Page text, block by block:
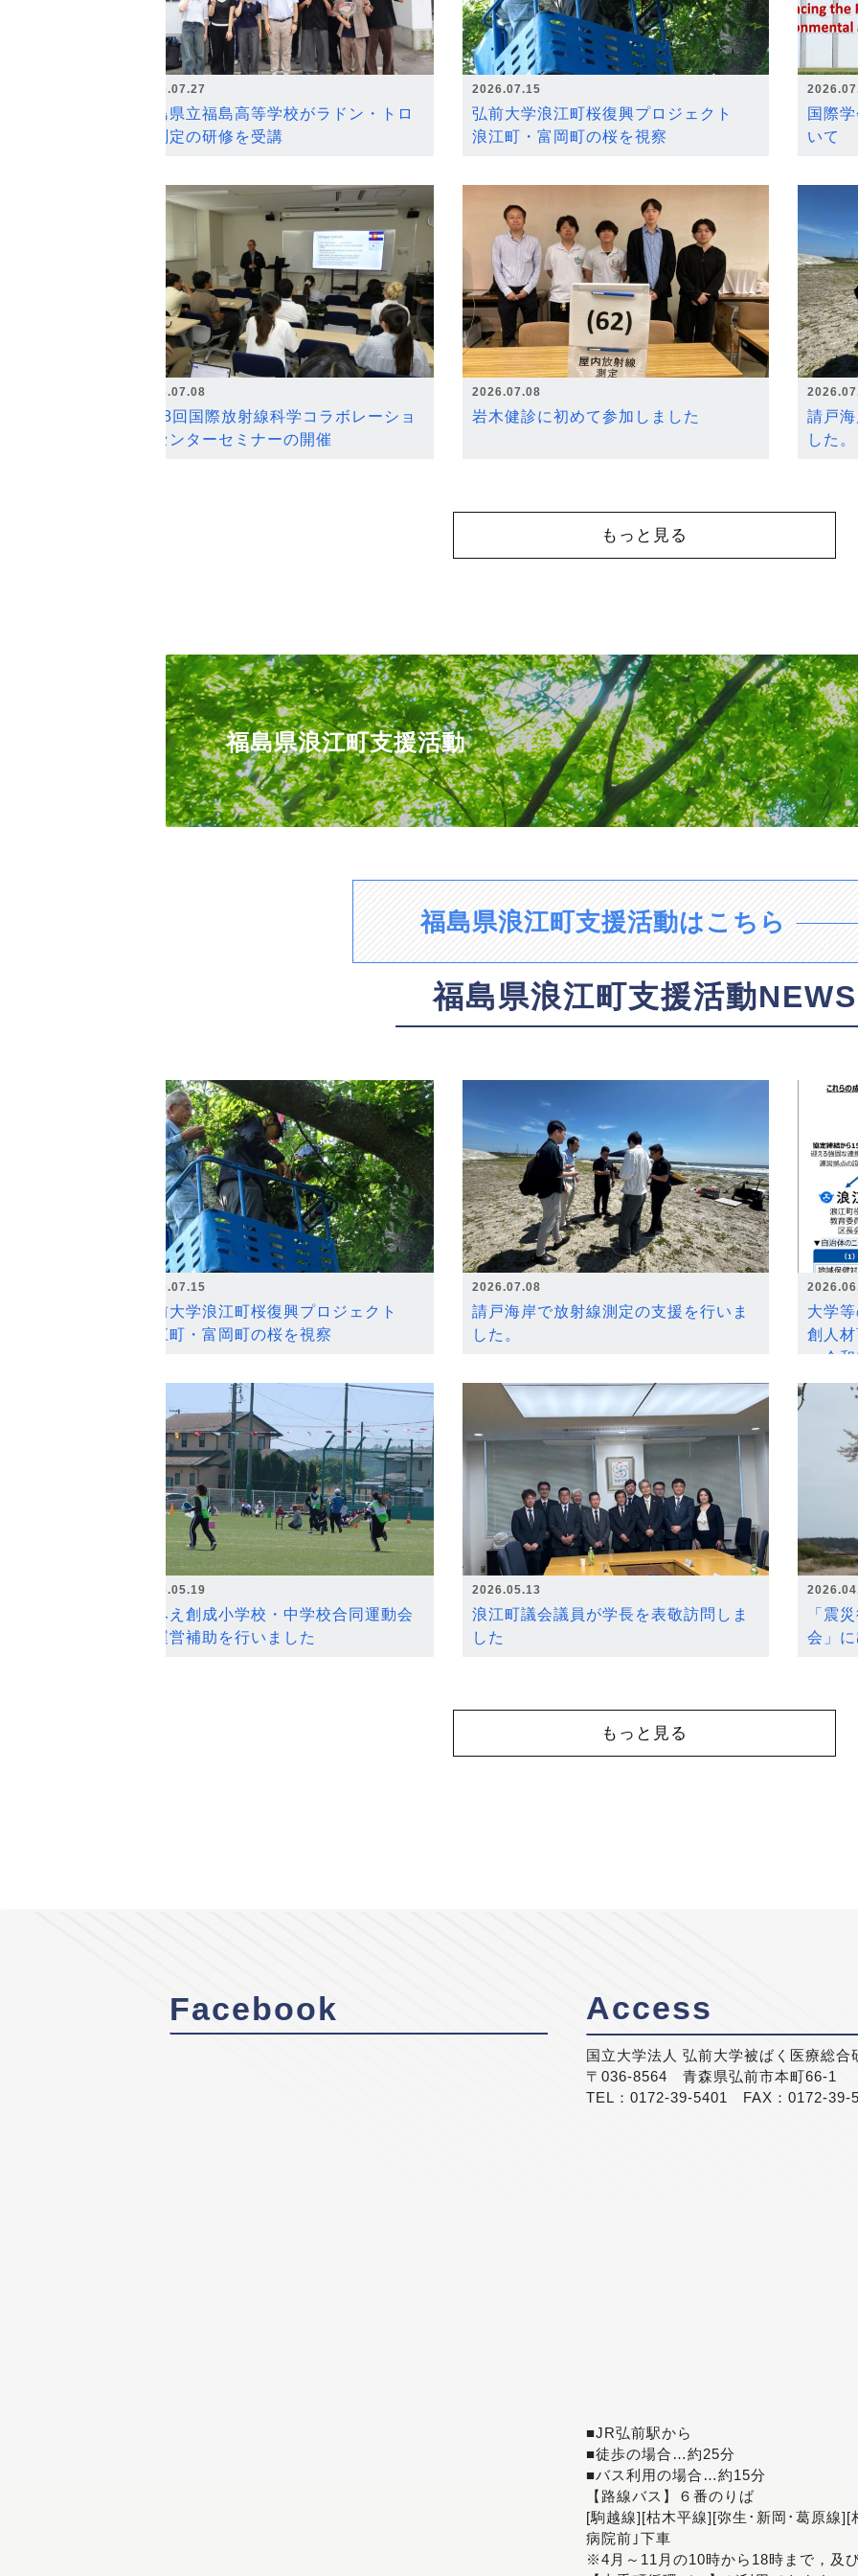
2026.07.27
福島県立福島高等学校がラドン・トロ
ン測定の研修を受講
2026.07.15
弘前大学浪江町桜復興プロジェクト
浪江町・富岡町の桜を視察
国際
いて
2026.07.08
第18回国際放射線科学コラボレーショ
ンセンターセミナーの開催
2026.07.08
岩木健診に初めて参加しました
請戸
した。
もっと見る
福島県浪江町支援活動
福島県浪江町支援活動はこちら
福島県浪江町支援活動NEWS
2026.07.15
弘前大学浪江町桜復興プロジェクト
浪江町・富岡町の桜を視察
2026.07.08
請戸海岸で放射線測定の支援を行いま
した。
大学
創人
～令
2026.05.19
なみえ創成小学校・中学校合同運動会
の運営補助を行いました
2026.05.13
浪江町議会議員が学長を表敬訪問しま
した
「震
会」
もっと見る
Facebook Access
国立大学法人 弘前大学被ばく医療総合
〒036-8564 青森県弘前市本町66-1
TEL：0172-39-5401 FAX：0172-39-
■JR弘前駅から
■徒歩の場合…約25分
■バス利用の場合…約15分
【路線バス】６番のりば
[駒越線][枯木平線][弥生･新岡･葛原線
病院前｣下車
※4月～11月の10時から18時まで，及